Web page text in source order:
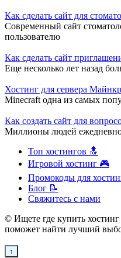
Как сделать сайт для
Современный сайт
пользователю
Как сделать сайт
Еще несколько лет назад
Хостинг для сервера
Minecraft одна из самых
Как создать сайт для
Миллионы людей ежедневно
Топ хостингов 🔝
Игровой хостинг 🎮
Промокоды для
Блог 📝
Свяжитесь с нами
© Ищете где купить
поможет найти лучший